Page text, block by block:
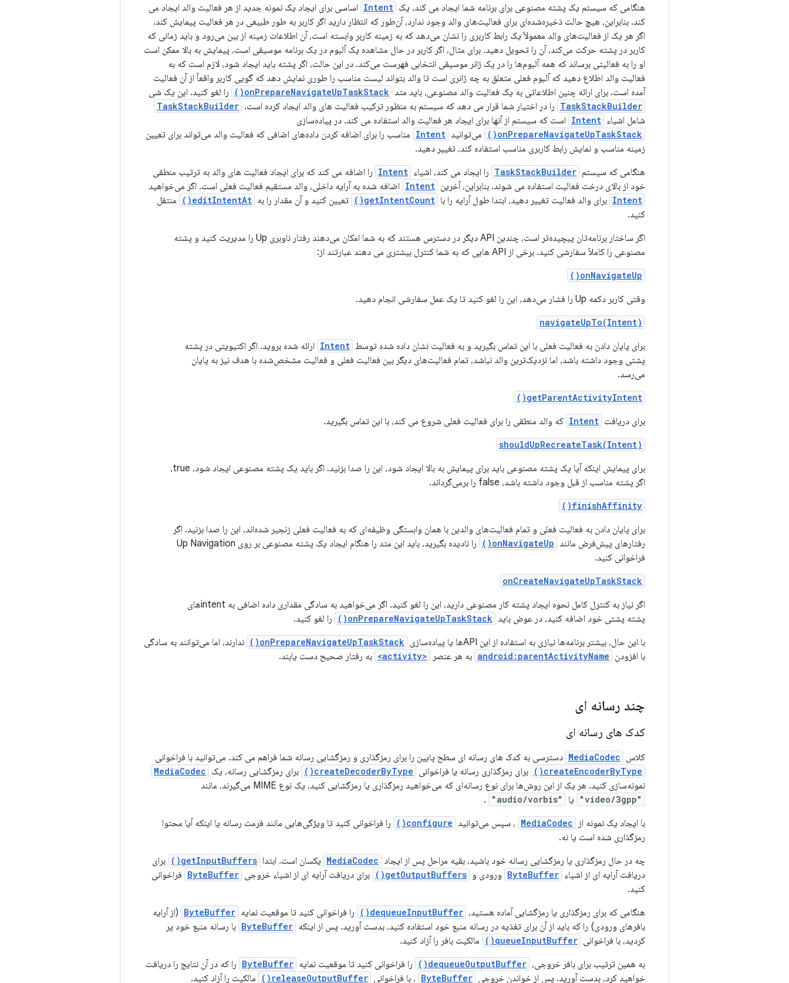
هنگامی که سیستم یک پشته مصنوعی برای برنامه شما ایجاد می کند، یک Intent اساسی برای ایجاد یک نمونه جدید از هر فعالیت والد ایجاد می
کند. بنابراین، هیچ حالت ذخیره‌شده‌ای برای فعالیت‌های والد وجود ندارد، آن‌طور که انتظار دارید اگر کاربر به طور طبیعی در هر فعالیت پیمایش کند.
اگر هر یک از فعالیت‌های والد معمولاً یک رابط کاربری را نشان می‌دهد که به زمینه کاربر وابسته است، آن اطلاعات زمینه از بین می‌رود و باید زمانی که
کاربر در پشته حرکت می‌کند، آن را تحویل دهید. برای مثال، اگر کاربر در حال مشاهده یک آلبوم در یک برنامه موسیقی است، پیمایش به بالا ممکن است
او را به فعالیتی برساند که همه آلبوم‌ها را در یک ژانر موسیقی انتخابی فهرست می‌کند. در این حالت، اگر پشته باید ایجاد شود، لازم است که به
فعالیت والد اطلاع دهید که آلبوم فعلی متعلق به چه ژانری است تا والد بتواند لیست مناسب را طوری نمایش دهد که گویی کاربر واقعاً از آن فعالیت
آمده است. برای ارائه چنین اطلاعاتی به یک فعالیت والد مصنوعی، باید متد onPrepareNavigateUpTaskStack() را لغو کنید. این یک شی
TaskStackBuilder را در اختیار شما قرار می دهد که سیستم به منظور ترکیب فعالیت های والد ایجاد کرده است. TaskStackBuilder
شامل اشیاء Intent است که سیستم از آنها برای ایجاد هر فعالیت والد استفاده می کند. در پیاده‌سازی
onPrepareNavigateUpTaskStack() می‌توانید Intent مناسب را برای اضافه کردن داده‌های اضافی که فعالیت والد می‌تواند برای تعیین
زمینه مناسب و نمایش رابط کاربری مناسب استفاده کند، تغییر دهید.
هنگامی که سیستم TaskStackBuilder را ایجاد می کند، اشیاء Intent را اضافه می کند که برای ایجاد فعالیت های والد به ترتیب منطقی
خود از بالای درخت فعالیت استفاده می شوند. بنابراین، آخرین Intent اضافه شده به آرایه داخلی، والد مستقیم فعالیت فعلی است. اگر می‌خواهید
Intent برای والد فعالیت تغییر دهید، ابتدا طول آرایه را با getIntentCount() تعیین کنید و آن مقدار را به editIntentAt()
منتقل
کنید.
اگر ساختار برنامه‌تان پیچیده‌تر است، چندین API دیگر در دسترس هستند که به شما امکان می‌دهند رفتار ناوبری Up را مدیریت کنید و پشته
مصنوعی را کاملاً سفارشی کنید. برخی از API هایی که به شما کنترل بیشتری می دهند عبارتند از:
onNavigateUp()
وقتی کاربر دکمه Up را فشار می‌دهد، این را لغو کنید تا یک عمل سفارشی انجام دهید.
navigateUpTo(Intent)
برای پایان دادن به فعالیت فعلی با این تماس بگیرید و به فعالیت نشان داده شده توسط Intent ارائه شده بروید. اگر اکتیویتی در پشته
پشتی وجود داشته باشد، اما نزدیک‌ترین والد نباشد، تمام فعالیت‌های دیگر بین فعالیت فعلی و فعالیت مشخص‌شده با هدف نیز به پایان
می‌رسد.
getParentActivityIntent()
برای دریافت Intent که والد منطقی را برای فعالیت فعلی شروع می کند، با این تماس بگیرید.
shouldUpRecreateTask(Intent)
برای پیمایش اینکه آیا یک پشته مصنوعی باید برای پیمایش به بالا ایجاد شود، این را صدا بزنید. اگر باید یک پشته مصنوعی ایجاد شود، true،
اگر پشته مناسب از قبل وجود داشته باشد، false را برمی‌گرداند.
finishAffinity()
برای پایان دادن به فعالیت فعلی و تمام فعالیت‌های والدین با همان وابستگی وظیفه‌ای که به فعالیت فعلی زنجیر شده‌اند، این را صدا بزنید. اگر
رفتارهای پیش‌فرض مانند onNavigateUp()
را نادیده بگیرید، باید این متد را هنگام ایجاد یک پشته مصنوعی بر روی Up Navigation
فراخوانی کنید.
onCreateNavigateUpTaskStack
اگر نیاز به کنترل کامل نحوه ایجاد پشته کار مصنوعی دارید، این را لغو کنید. اگر می‌خواهید به سادگی مقداری داده اضافی به intent‌های
پشته پشتی خود اضافه کنید، در عوض باید onPrepareNavigateUpTaskStack()
را لغو کنید.
با این حال، بیشتر برنامه‌ها نیازی به استفاده از این APIها یا پیاده‌سازی
onPrepareNavigateUpTaskStack()
ندارند، اما می‌توانند به سادگی
با افزودن android:parentActivityName به هر عنصر <activity> به رفتار صحیح دست یابند.
چند رسانه ای
کدک های رسانه ای
کلاس MediaCodec دسترسی به کدک های رسانه ای سطح پایین را برای رمزگذاری و رمزگشایی رسانه شما فراهم می کند. می‌توانید با فراخوانی
createEncoderByType() برای رمزگذاری رسانه یا فراخوانی createDecoderByType() برای رمزگشایی رسانه، یک MediaCodec
نمونه‌سازی کنید. هر یک از این روش‌ها برای نوع رسانه‌ای که می‌خواهید رمزگذاری یا رمزگشایی کنید، یک نوع MIME می‌گیرند، مانند
"video/3gpp" یا "audio/vorbis"
.
با ایجاد یک نمونه از
MediaCodec ، سپس می‌توانید configure()
را فراخوانی کنید تا ویژگی‌هایی مانند فرمت رسانه یا اینکه آیا محتوا
رمزگذاری شده است یا نه.
چه در حال رمزگذاری یا رمزگشایی رسانه خود باشید، بقیه مراحل پس از ایجاد MediaCodec یکسان است. ابتدا getInputBuffers()
برای
دریافت آرایه ای از اشیاء ByteBuffer ورودی و getOutputBuffers() برای دریافت آرایه ای از اشیاء خروجی ByteBuffer فراخوانی
کنید.
هنگامی که برای رمزگذاری یا رمزگشایی آماده هستید، dequeueInputBuffer() را فراخوانی کنید تا موقعیت نمایه ByteBuffer (از آرایه
بافرهای ورودی) را که باید از آن برای تغذیه در رسانه منبع خود استفاده کنید، بدست آورید. پس از اینکه ByteBuffer با رسانه منبع خود پر
کردید، با فراخوانی queueInputBuffer()
مالکیت بافر را آزاد کنید.
به همین ترتیب برای بافر خروجی، dequeueOutputBuffer() را فراخوانی کنید تا موقعیت نمایه ByteBuffer را که در آن نتایج را دریافت
خواهید کرد، بدست آورید. پس از خواندن خروجی ByteBuffer ، با فراخوانی releaseOutputBuffer() مالکیت را آزاد کنید.